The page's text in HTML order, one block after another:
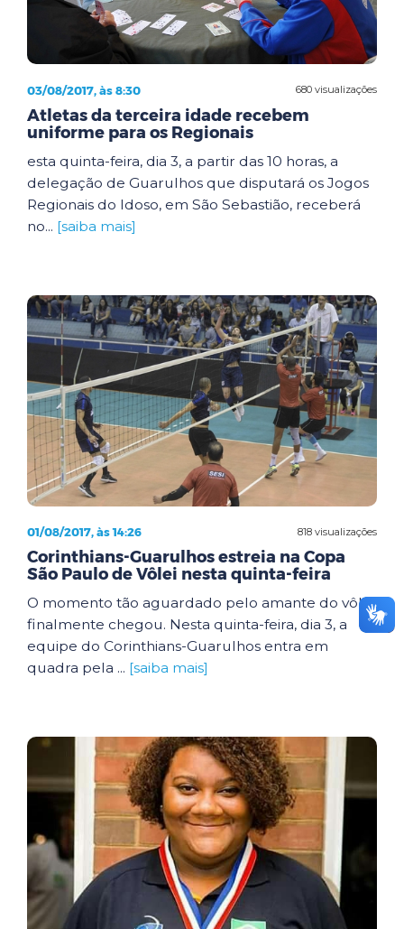
680 visualizações
03/08/2017, às 8:30
Atletas da terceira idade recebem
uniforme para os Regionais
esta quinta-feira, dia 3, a partir das 10 horas, a
delegação de Guarulhos que disputará os Jogos
Regionais do Idoso, em São Sebastião, receberá
no... [saiba mais]
818 visualizações
01/08/2017, às 14:26
Corinthians-Guarulhos estreia na Copa
São Paulo de Vôlei nesta quinta-feira
O momento tão aguardado pelo amante do vôlei
finalmente chegou. Nesta quinta-feira, dia 3, a
equipe do Corinthians-Guarulhos entra em
quadra pela ... [saiba mais]